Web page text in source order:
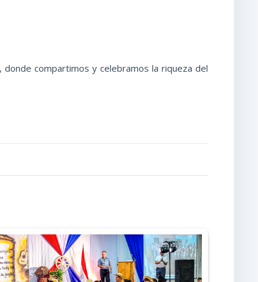
compartimos y celebramos la riqueza del